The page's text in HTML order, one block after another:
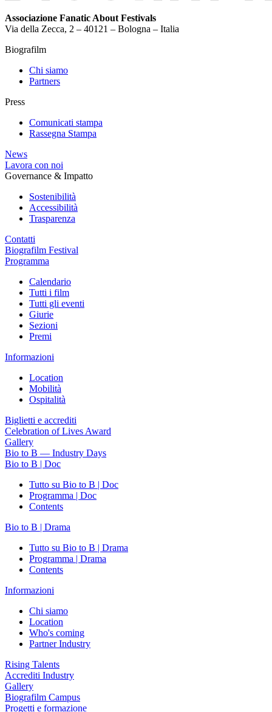
Associazione Fanatic About Festivals
Via della Zecca, 2 – 40121 – Bologna – Italia
Biografilm
Chi siamo
Partners
Press
Comunicati stampa
Rassegna Stampa
News
Lavora con noi
Governance & Impatto
Sostenibilità
Accessibilità
Trasparenza
Contatti
Biografilm Festival
Programma
Calendario
Tutti i film
Tutti gli eventi
Giurie
Sezioni
Premi
Informazioni
Location
Mobilità
Ospitalità
Biglietti e accrediti
Celebration of Lives Award
Gallery
Bio to B — Industry Days
Bio to B | Doc
Tutto su Bio to B | Doc
Programma | Doc
Contents
Bio to B | Drama
Tutto su Bio to B | Drama
Programma | Drama
Contents
Informazioni
Chi siamo
Location
Who's coming
Partner Industry
Rising Talents
Accrediti Industry
Gallery
Biografilm Campus
Progetti e formazione